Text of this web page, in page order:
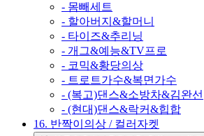
- 몸빼세트
- 할아버지&할머니
- 타이즈&추리닝
- 개그&예능&TV프로
- 코믹&황당의상
- 트로트가수&복면가수
- (복고)댄스&소방차&김완선
- (현대)댄스&락커&힙합
16. 반짝이의상 / 컬러자켓